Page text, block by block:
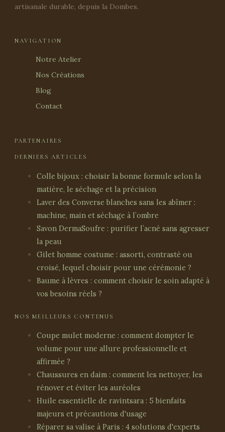
artisanale durable, depuis la Dombes.
NAVIGATION
Notre Atelier
Nos Créations
Blog
Contact
PARTENAIRES
DERNIERS ARTICLES
Colle bijoux : choisir la bonne formule selon la
matière, le séchage et la précision
Laver des Converse blanches sans les abîmer :
machine, main et séchage à l’ombre
Savon DermaSoufre : purifier l’acné sans agresser
la peau
Gilet homme costume : assorti, contrasté ou
croisé, lequel choisir pour une cérémonie ?
Baume à lèvres : comment choisir le soin adapté à
vos besoins réels ?
NOS MEILLEURS CONTENUS
Coupe mulet moderne : comment dompter le
volume pour une allure professionnelle et
affirmée ?
Chaussures en daim : comment les nettoyer, les
rénover et éviter les auréoles
Huile essentielle de ravintsara : 5 bienfaits
majeurs et précautions d'usage
Réparer sa valise à Paris : 4 solutions d'experts